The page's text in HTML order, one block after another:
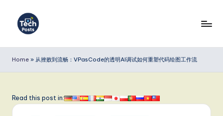
e
P
Home » 从挫败到流畅：VPasCode的透明AI调试如何重塑代码绘图工作流
Read this post in: